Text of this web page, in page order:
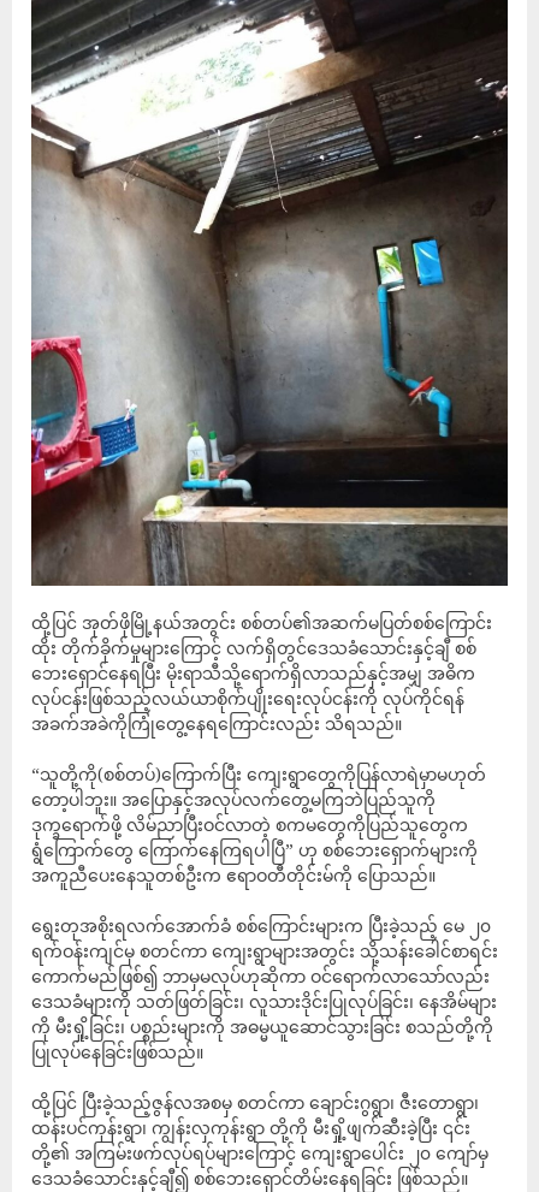
ထို့ပြင် အုတ်ဖိုမြို့နယ်အတွင်း စစ်တပ်၏အဆက်မပြတ်စစ်ကြောင်း
ထိုး တိုက်ခိုက်မှုများကြောင့် လက်ရှိတွင်ဒေသခံသောင်းနှင့်ချီ စစ်
ဘေးရှောင်နေရပြီး မိုးရာသီသို့ရောက်ရှိလာသည်နှင့်အမျှ အဓိက
လုပ်ငန်းဖြစ်သည့်လယ်ယာစိုက်ပျိုးရေးလုပ်ငန်းကို လုပ်ကိုင်ရန်
အခက်အခဲကိုကြုံတွေ့နေရကြောင်းလည်း သိရသည်။
“သူတို့ကို(စစ်တပ်)ကြောက်ပြီး ကျေးရွာတွေကိုပြန်လာရဲမှာမဟုတ်
တော့ပါဘူး။ အပြောနှင့်အလုပ်လက်တွေ့မကြဘဲပြည်သူကို
ဒုက္ခရောက်ဖို့ လိမ်ညာပြီးဝင်လာတဲ့ စကမတွေကိုပြည်သူတွေက
ရွံကြောက်တွေ ကြောက်နေကြရပါပြီ” ဟု စစ်ဘေးရှောက်များကို
အကူညီပေးနေသူတစ်ဦးက ဧရာဝတီတိုင်းမ်ကို ပြောသည်။
ရွေးတုအစိုးရလက်အောက်ခံ စစ်ကြောင်းများက ပြီးခဲ့သည့် မေ ၂၀
ရက်ဝန်းကျင်မှ စတင်ကာ ကျေးရွာများအတွင်း သို့သန်းခေါင်စာရင်း
ကောက်မည်ဖြစ်၍ ဘာမှမလုပ်ဟုဆိုကာ ဝင်ရောက်လာသော်လည်း
ဒေသခံများကို သတ်ဖြတ်ခြင်း၊ လူသားဒိုင်းပြုလုပ်ခြင်း၊ နေအိမ်များ
ကို မီးရှို့ခြင်း၊ ပစ္စည်းများကို အဓမ္မယူဆောင်သွားခြင်း စသည်တို့ကို
ပြုလုပ်နေခြင်းဖြစ်သည်။
ထို့ပြင် ပြီးခဲ့သည့်ဇွန်လအစမှ စတင်ကာ ချောင်းဂွရွာ၊ ဇီးတောရွာ၊
ထန်းပင်ကုန်းရွာ၊ ကျွန်းလှကုန်းရွာ တို့ကို မီးရှို့ဖျက်ဆီးခဲ့ပြီး ၎င်း
တို့၏ အကြမ်းဖက်လုပ်ရပ်များကြောင့် ကျေးရွာပေါင်း ၂၀ ကျော်မှ
ဒေသခံသောင်းနှင့်ချီ၍ စစ်ဘေးရှောင်တိမ်းနေရခြင်း ဖြစ်သည်။